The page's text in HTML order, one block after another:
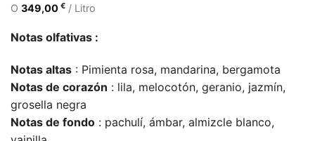
O 349,00 € / Litro
Notas olfativas :
Notas altas : Pimienta rosa, mandarina, bergamota
Notas de corazón : lila, melocotón, geranio, jazmín,
grosella negra
Notas de fondo : pachulí, ámbar, almizcle blanco,